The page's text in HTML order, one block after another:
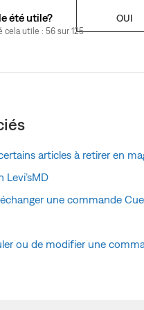
été utile? OUI
utile : 56 sur 125
articles à retirer en
Levi’sMD
une commande
ou de modifier une